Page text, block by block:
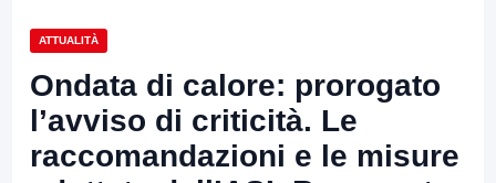
ATTUALITÀ
Ondata di calore: prorogato
l’avviso di criticità. Le
raccomandazioni e le misure